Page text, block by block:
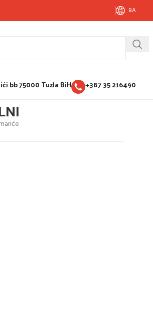
BA
bb 75000 Tuzla BiH +387 35 216490